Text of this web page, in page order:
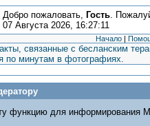
Добро пожаловать, Гость.
07 Августа 2026, 16:27:11
Начало |
связанные с бесланским
по минутам в фотографиях.
функцию для информирования